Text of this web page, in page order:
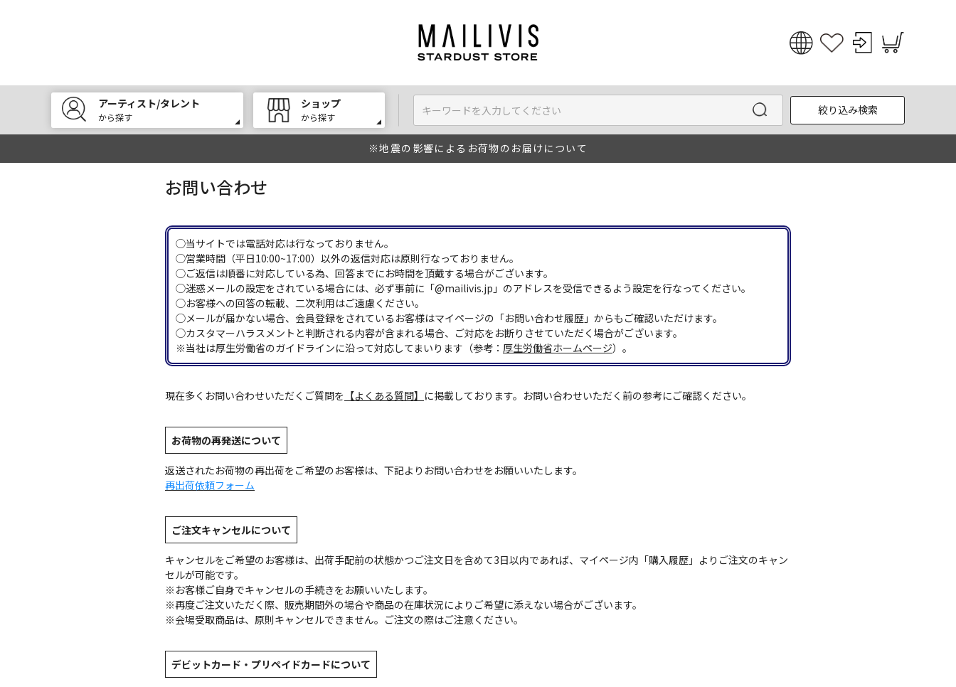
English
한국어
アーティスト/タレント
から探す
ショップ
から探す
絞り込み検索
※地震の影響によるお荷物のお届けについて
お問い合わせ
◯当サイトでは電話対応は行なっておりません。
◯営業時間（平日10:00~17:00）以外の返信対応は原則行なっておりません。
◯ご返信は順番に対応している為、回答までにお時間を頂戴する場合がございます。
◯迷惑メールの設定をされている場合には、必ず事前に「@mailivis.jp」のアドレスを受信できるよう設定を行なってください。
◯お客様への回答の転載、二次利用はご遠慮ください。
◯メールが届かない場合、会員登録をされているお客様はマイページの「お問い合わせ履歴」からもご確認いただけます。
◯カスタマーハラスメントと判断される内容が含まれる場合、ご対応をお断りさせていただく場合がございます。
※当社は厚生労働省のガイドラインに沿って対応してまいります（参考： 厚生労働省ホームページ）。
現在多くお問い合わせいただくご質問を 【よくある質問】 に掲載しております。お問い合わせいただく前の参考にご確認ください。
お荷物の再発送について
返送されたお荷物の再出荷をご希望のお客様は、下記よりお問い合わせをお願いいたします。
再出荷依頼フォーム
ご注文キャンセルについて
キャンセルをご希望のお客様は、出荷手配前の状態かつご注文日を含めて3日以内であれば、マイページ内「購入履歴」よりご注文のキャン
セルが可能です。
※お客様ご自身でキャンセルの手続きをお願いいたします。
※再度ご注文いただく際、販売期間外の場合や商品の在庫状況によりご希望に添えない場合がございます。
※会場受取商品は、原則キャンセルできません。ご注文の際はご注意ください。
デビットカード・プリペイドカードについて